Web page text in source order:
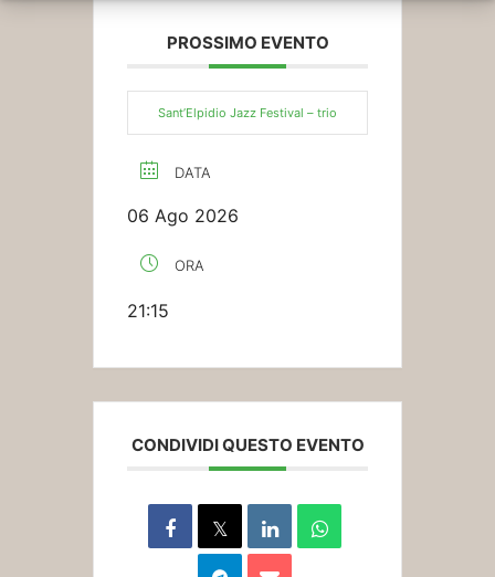
PROSSIMO EVENTO
Sant’Elpidio Jazz Festival – trio
DATA
06 Ago 2026
ORA
21:15
CONDIVIDI QUESTO EVENTO